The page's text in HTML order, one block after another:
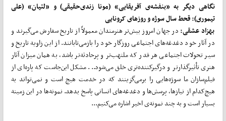
نگاهی دیگر به «بنفشه‌ی آفریقایی» (مونا زندی‌حقیقی) و «لتیان» (علی
تیموری): قحط سال سوژه و روزهای کرونایی
بهزاد عشقی:در جهان امروز بیش‌تر هنرمندان معمولاً از تاریخ سفارش می‌گیرند و
در آثار خود دغدغه‌های اجتماعی روزگار خود را بازمی‌تابانند. از این زاویه تاریخ و
سیر تحولات اجتماعی هر قدر که ملتهب‌تر و پرحادثه‌تر باشد، به همان میزان آثار
هنری تأثیرگذارتر و درگیرکننده‌تری خلق می‌شود... مشکل این‌جاست که پاره‌ای از
فیلم‌سازان ما سوژه‌هایی را برمی‌گزینند که در خدمت هیچ است و نمی‌تواند به
هیچ‌کدام از نیازها، پرسش‌ها و دغدغه‌های انسانی پاسخ بدهد. نمونه‌ها در این زمینه
بسیار است و به چند نمونه‌ی اخیر اشاره می‌کنیم...